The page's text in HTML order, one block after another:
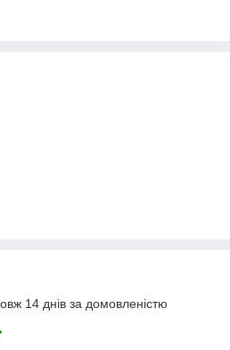
14 днів за домовленістю